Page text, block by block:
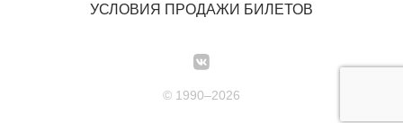
УСЛОВИЯ ПРОДАЖИ БИЛЕТОВ
© 1990–2026